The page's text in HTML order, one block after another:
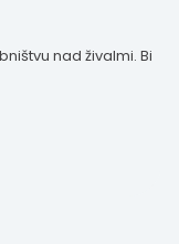
nad živalmi. Bi